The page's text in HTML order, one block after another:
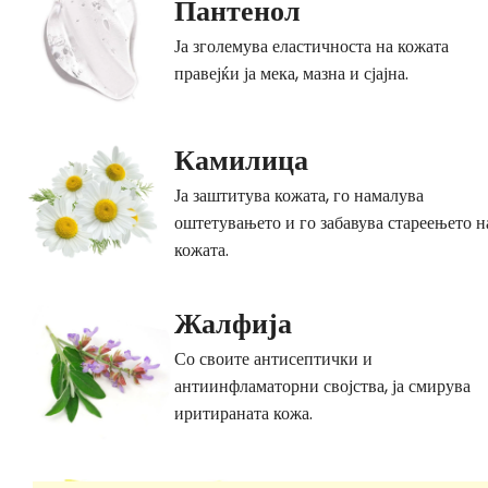
Пантенол
Ја зголемува еластичноста на кожата
правејќи ја мека, мазна и сјајна.
Камилица
Ја заштитува кожата, го намалува
оштетувањето и го забавува стареењето
кожата.
Жалфија
Со своите антисептички и
антиинфламаторни својства, ја смирува
иритираната кожа.